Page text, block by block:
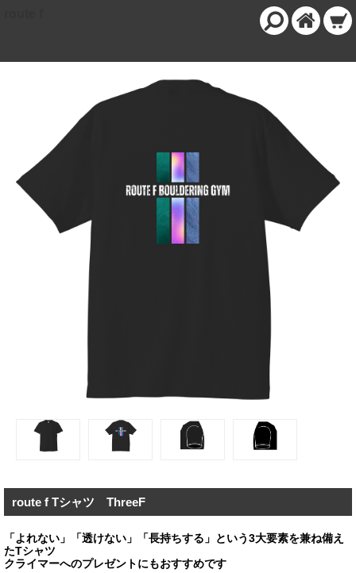
route f Tシャツ ThreeF
「よれない」「透けない」「長持ちする」という3大要素を兼ね備え
たTシャツ
クライマーへのプレゼントにもおすすめです